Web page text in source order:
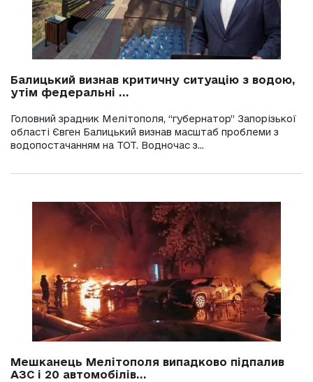
Балицький визнав критичну ситуацію з водою,
утім федеральні ...
Головний зрадник Мелітополя, “губернатор” Запорізької
області Євген Балицький визнав масштаб проблеми з
водопостачанням на ТОТ. Водночас з...
Мешканець Мелітополя випадково підпалив
АЗС і 20 автомобілів...